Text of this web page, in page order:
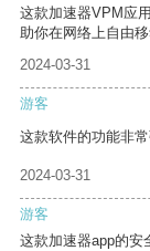
这款加速器VPM应
助你在网络上自由移
2024-03-31
游客
这款软件的功能非
2024-03-31
游客
这款加速器app的安